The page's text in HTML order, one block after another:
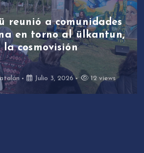
reunió a comunidades
en torno al ülkantun,
la cosmovisión
Julio 3, 2026 12 views